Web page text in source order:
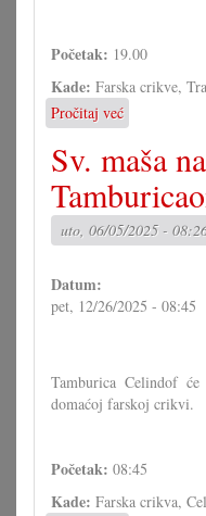
Početak: 19.00
Kade: Farska crikve,
Pročitaj već
Duga
noć
crikav
u
Trajštofu
Sv. maša
uto, 06/05/2025 -
Datum:
pet, 12/26/2025 - 08:45
Tamburica Celindof
domaćoj farskoj crikvi.
Početak: 08:45
Kade: Farska crikva,